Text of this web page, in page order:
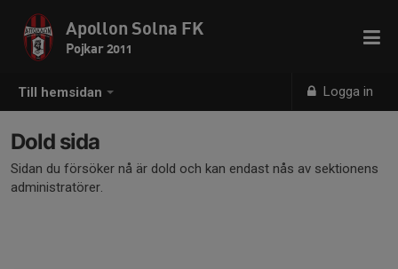
Till hemsidan Logga in
Apollon Solna FK
Pojkar 2011
Dold sida
Sidan du försöker nå är dold och kan endast nås av sektionens
administratörer.